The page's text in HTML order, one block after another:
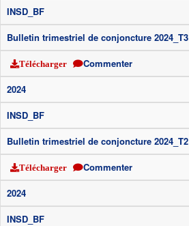
INSD_BF
Bulletin trimestriel de conjoncture 2024_T3
Télécharger
Commenter
2024
INSD_BF
Bulletin trimestriel de conjoncture 2024_T2
Télécharger
Commenter
2024
INSD_BF